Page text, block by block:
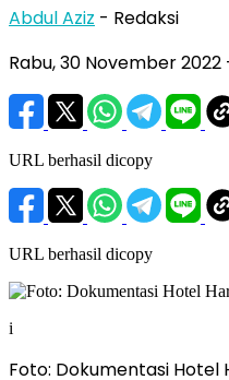
Abdul Aziz - Redaksi
Rabu, 30 November 2022
URL berhasil dicopy
URL berhasil dicopy
i
Foto: Dokumentasi Hotel